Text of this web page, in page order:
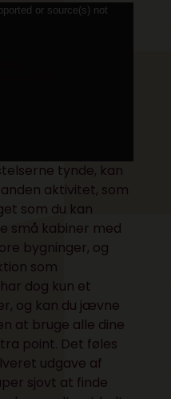
or source(s) not
tynde, kan
aktivitet, som
som du kan
små kabiner med
bygninger, og
som
dog kun et
og kan du jævne
at bruge alle dine
point. Det føles
udgave af
sjovt at finde